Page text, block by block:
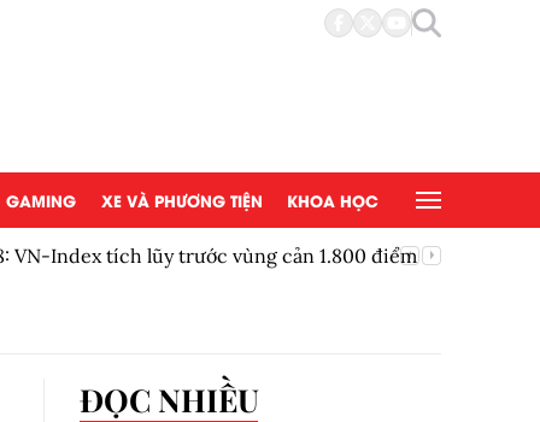
GAMING XE VÀ PHƯƠNG TIỆN KHOA HỌC
VN-Index tích lũy trước vùng cản 1.800 điểm
ĐỌC NHIỀU